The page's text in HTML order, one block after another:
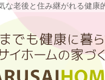
な老後と住み継がれる健康
ーム